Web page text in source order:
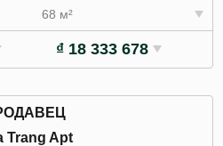
68 м²
₫ 18 333 678
Trang Apt